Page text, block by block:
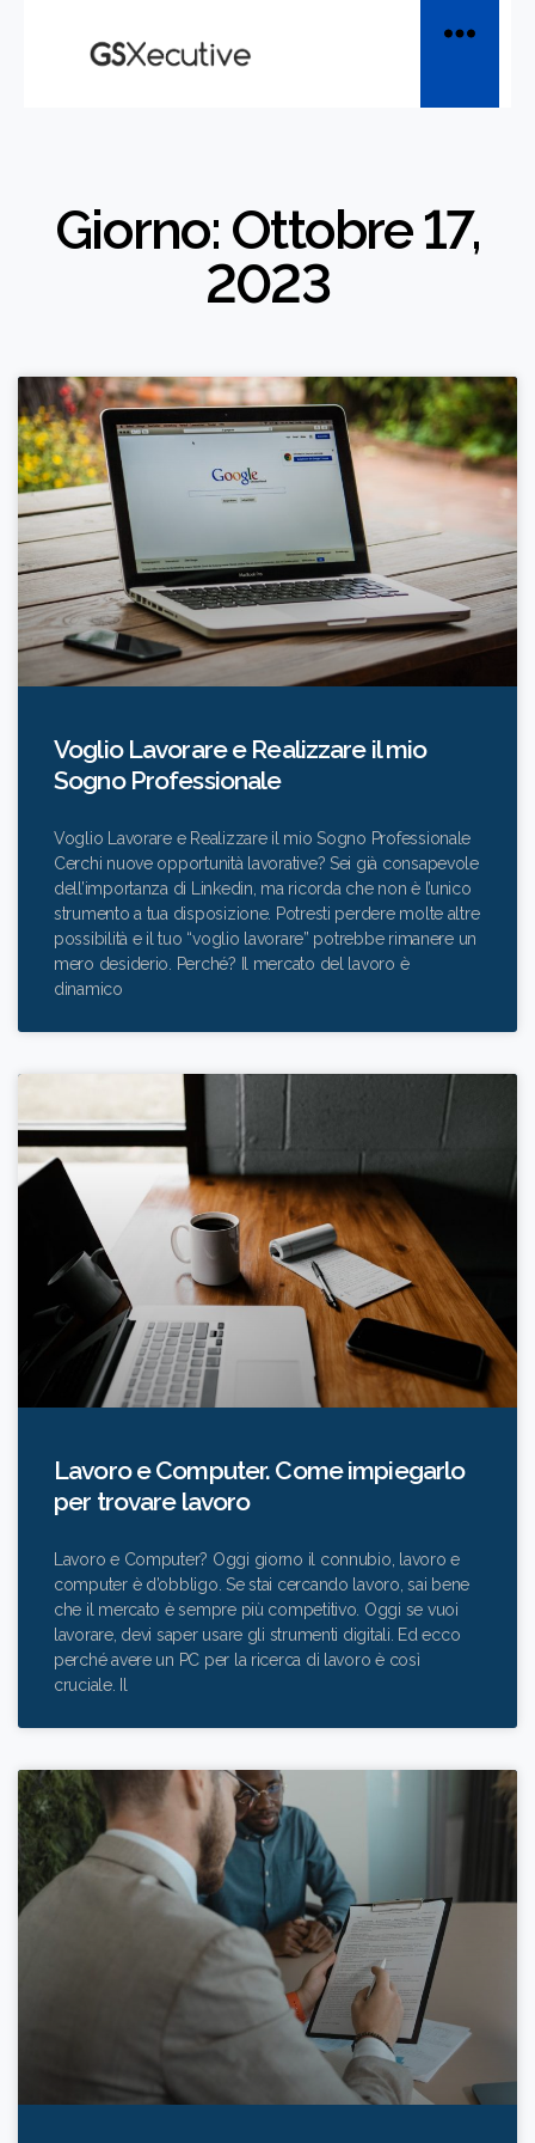
Giorno: Ottobre 17,
2023
Voglio Lavorare e Realizzare il mio
Sogno Professionale
Voglio Lavorare e Realizzare il mio Sogno Professionale
Cerchi nuove opportunità lavorative? Sei già consapevole
dell’importanza di Linkedin, ma ricorda che non è l’unico
strumento a tua disposizione. Potresti perdere molte altre
possibilità e il tuo “voglio lavorare” potrebbe rimanere un
mero desiderio. Perché? Il mercato del lavoro è
dinamico
Lavoro e Computer. Come impiegarlo
per trovare lavoro
Lavoro e Computer? Oggi giorno il connubio, lavoro e
computer è d’obbligo. Se stai cercando lavoro, sai bene
che il mercato è sempre più competitivo. Oggi se vuoi
lavorare, devi saper usare gli strumenti digitali. Ed ecco
perché avere un PC per la ricerca di lavoro è così
cruciale. Il